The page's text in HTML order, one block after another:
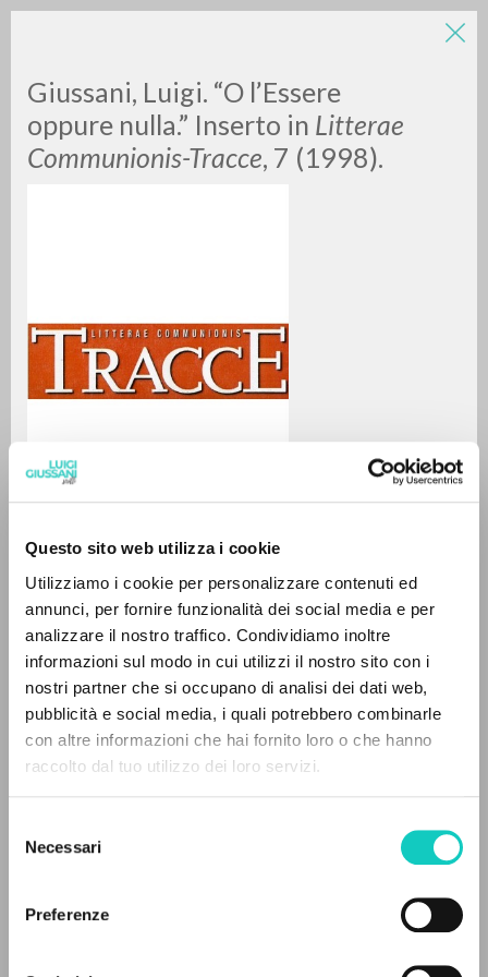
Questo sito web utilizza i cookie
Utilizziamo i cookie per personalizzare contenuti ed
annunci, per fornire funzionalità dei social media e per
analizzare il nostro traffico. Condividiamo inoltre
informazioni sul modo in cui utilizzi il nostro sito con i
nostri partner che si occupano di analisi dei dati web,
pubblicità e social media, i quali potrebbero combinarle
con altre informazioni che hai fornito loro o che hanno
raccolto dal tuo utilizzo dei loro servizi.
delNecessari
Preferenze
Giussani, Luigi. “O l’Essere
oppure nulla.” Inserto in Litterae
Communionis-Tracce, 7 (1998).
Giussani LuigiAuthor
Italian
Litterae Communionis-Tracce
1998
Pages: 8
FULL TEXT
LUIGI
GIUSSANI
0RESULTS FOUND
MORE RESULTS